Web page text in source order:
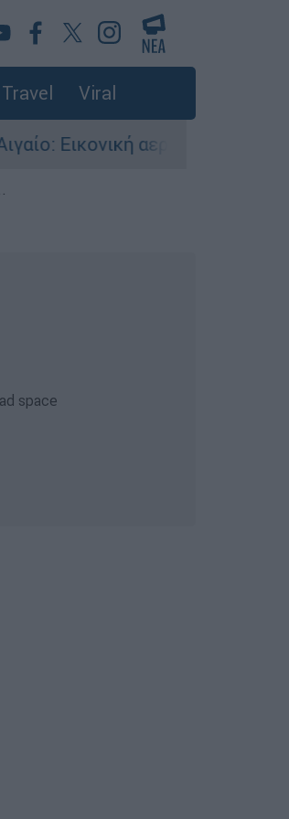
Travel Viral
αερομαχία ανάμεσα σε